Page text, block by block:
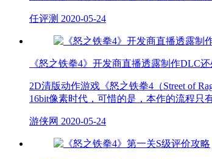
任评测 2020-05-24
《怒之铁拳4》开发商直播透露制作DLC
2D清版动作游戏《怒之铁拳4（Street of
16bit像素时代，可惜的是，本作的流程只
游侠网 2020-05-24